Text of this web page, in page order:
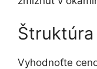
Štruktúra
Vyhodnoťte